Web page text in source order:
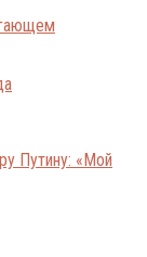
Путину: «Мой